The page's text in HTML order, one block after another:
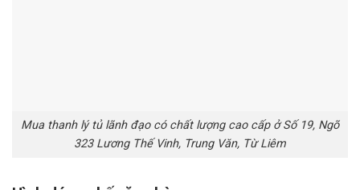
Mua thanh lý tủ lãnh đạo có chất lượng cao cấp ở Số 19, Ngõ
323 Lương Thế Vinh, Trung Văn, Từ Liêm